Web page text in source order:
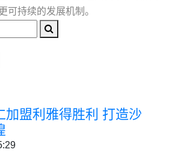
可持续的发展机制。
加盟利雅得胜利 打造沙